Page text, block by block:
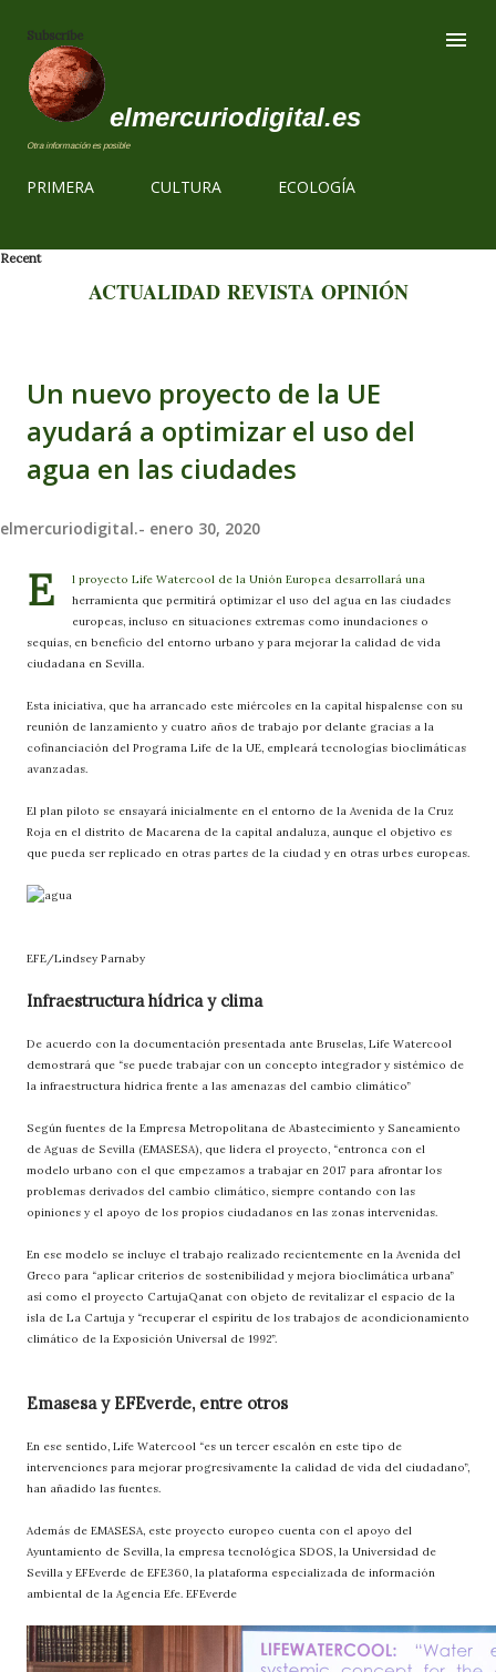
Subscribe
elmercuriodigital.es
Otra información es posible
PRIMERA CULTURA ECOLOGÍA
Recent
ACTUALIDAD REVISTA OPINIÓN
Un nuevo proyecto de la UE
ayudará a optimizar el uso del
agua en las ciudades
elmercuriodigital.- enero 30, 2020
E
l proyecto Life Watercool de la Unión Europea desarrollará una
herramienta que permitirá optimizar el uso del agua en las ciudades
europeas, incluso en situaciones extremas como inundaciones o
sequías, en beneficio del entorno urbano y para mejorar la calidad de vida
ciudadana en Sevilla.
Esta iniciativa, que ha arrancado este miércoles en la capital hispalense con su
reunión de lanzamiento y cuatro años de trabajo por delante gracias a la
cofinanciación del Programa Life de la UE, empleará tecnologías bioclimáticas
avanzadas.
El plan piloto se ensayará inicialmente en el entorno de la Avenida de la Cruz
Roja en el distrito de Macarena de la capital andaluza, aunque el objetivo es
que pueda ser replicado en otras partes de la ciudad y en otras urbes europeas.
EFE/Lindsey Parnaby
Infraestructura hídrica y clima
De acuerdo con la documentación presentada ante Bruselas, Life Watercool
demostrará que “se puede trabajar con un concepto integrador y sistémico de
la infraestructura hídrica frente a las amenazas del cambio climático”
Según fuentes de la Empresa Metropolitana de Abastecimiento y Saneamiento
de Aguas de Sevilla (EMASESA), que lidera el proyecto, “entronca con el
modelo urbano con el que empezamos a trabajar en 2017 para afrontar los
problemas derivados del cambio climático, siempre contando con las
opiniones y el apoyo de los propios ciudadanos en las zonas intervenidas.
En ese modelo se incluye el trabajo realizado recientemente en la Avenida del
Greco para “aplicar criterios de sostenibilidad y mejora bioclimática urbana”
así como el proyecto CartujaQanat con objeto de revitalizar el espacio de la
isla de La Cartuja y “recuperar el espíritu de los trabajos de acondicionamiento
climático de la Exposición Universal de 1992”.
Emasesa y EFEverde, entre otros
En ese sentido, Life Watercool “es un tercer escalón en este tipo de
intervenciones para mejorar progresivamente la calidad de vida del ciudadano”,
han añadido las fuentes.
Además de EMASESA, este proyecto europeo cuenta con el apoyo del
Ayuntamiento de Sevilla, la empresa tecnológica SDOS, la Universidad de
Sevilla y EFEverde de EFE360, la plataforma especializada de información
ambiental de la Agencia Efe. EFEverde